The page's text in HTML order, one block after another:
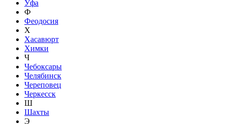
Уфа
Ф
Феодосия
Х
Хасавюрт
Химки
Ч
Чебоксары
Челябинск
Череповец
Черкесск
Ш
Шахты
Э